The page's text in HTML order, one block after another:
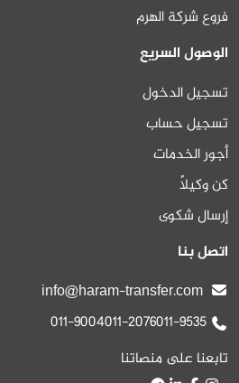
فروع شركة الهرم
الوصول السريع
تسجيل الدخول
تسجيل حساب
أجور الخدمات
كن وكيلاً
إرسال شكوى
اتصل بنا
info@haram-transfer.com
011-9004011-2076011-9535
تابعنا على منصاتنا